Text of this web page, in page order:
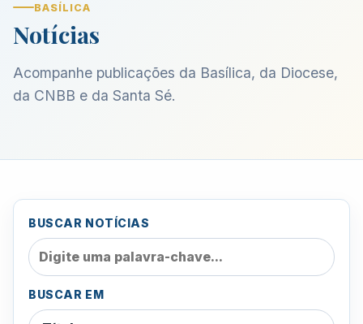
BASÍLICA
Notícias
Acompanhe publicações da Basílica, da Diocese,
da CNBB e da Santa Sé.
BUSCAR NOTÍCIAS
BUSCAR EM